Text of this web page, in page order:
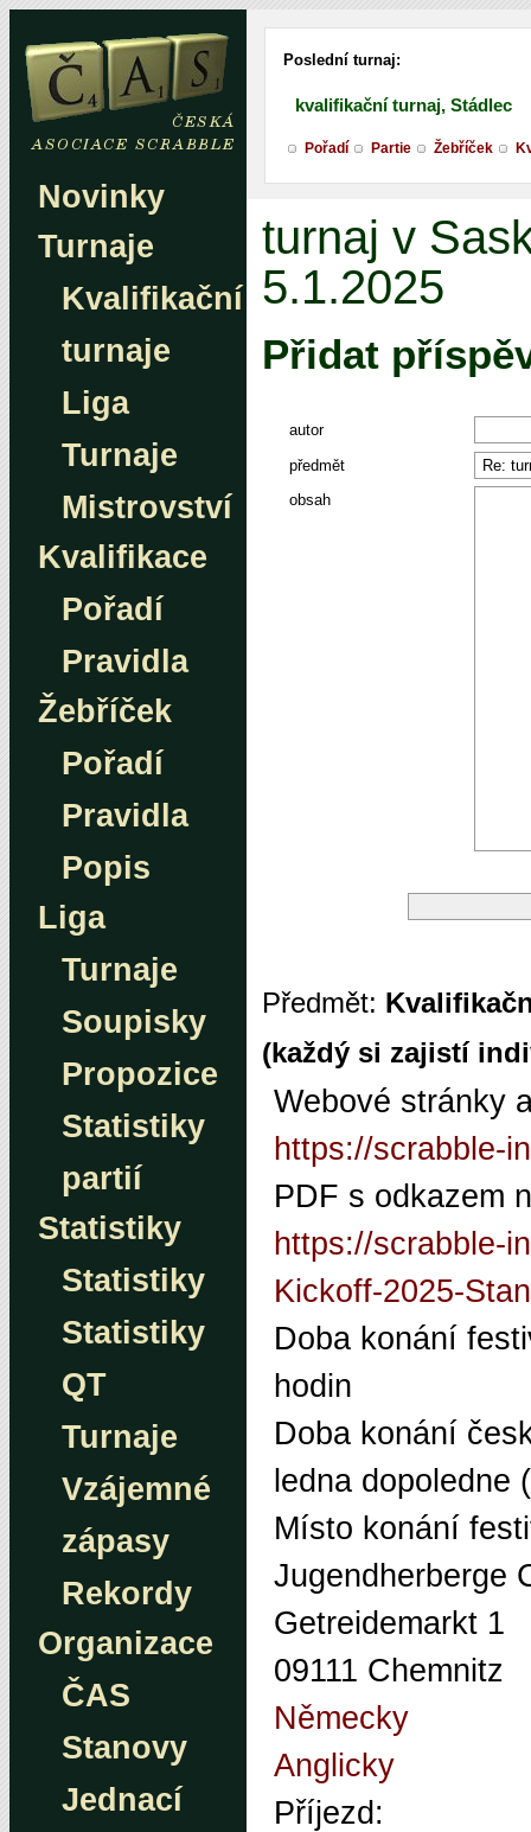
Novinky
Turnaje
Kvalifikační
turnaje
Liga
Turnaje
Mistrovství
Kvalifikace
Pořadí
Pravidla
Žebříček
Pořadí
Pravidla
Popis
Liga
Turnaje
Soupisky
Propozice
Statistiky
partií
Statistiky
Statistiky
Statistiky
QT
Turnaje
Vzájemné
zápasy
Rekordy
Organizace
ČAS
Stanovy
Jednací
Poslední turnaj:
kvalifikační turnaj, Stádlec
Pořadí Partie Žebříček
turnaj v
5.1.2025
Přidat
autor
předmět
obsah
Předmět:
(každý si zajistí
Webové stránky
https://scrabble-
PDF s odkazem
https://scrabble-
Kickoff-2025-
Doba konání
hodin
Doba konání
ledna dopoledne
Místo konání
Jugendherberge
Getreidemarkt 1
09111 Chemnitz
Německy
Anglicky
Příjezd: